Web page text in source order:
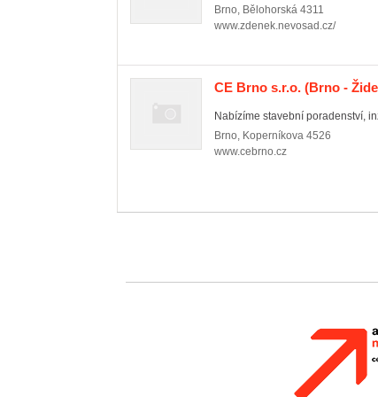
Brno, Bělohorská 4311
www.zdenek.nevosad.cz/
CE Brno s.r.o. (Brno -
Nabízíme stavební poradenství,
Brno, Koperníkova 4526
www.cebrno.cz